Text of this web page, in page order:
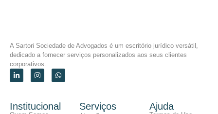
A Sartori Sociedade de Advogados é um escritório jurídico versátil,
dedicado a fornecer serviços personalizados aos seus clientes
corporativos.
Institucional Serviços Ajuda